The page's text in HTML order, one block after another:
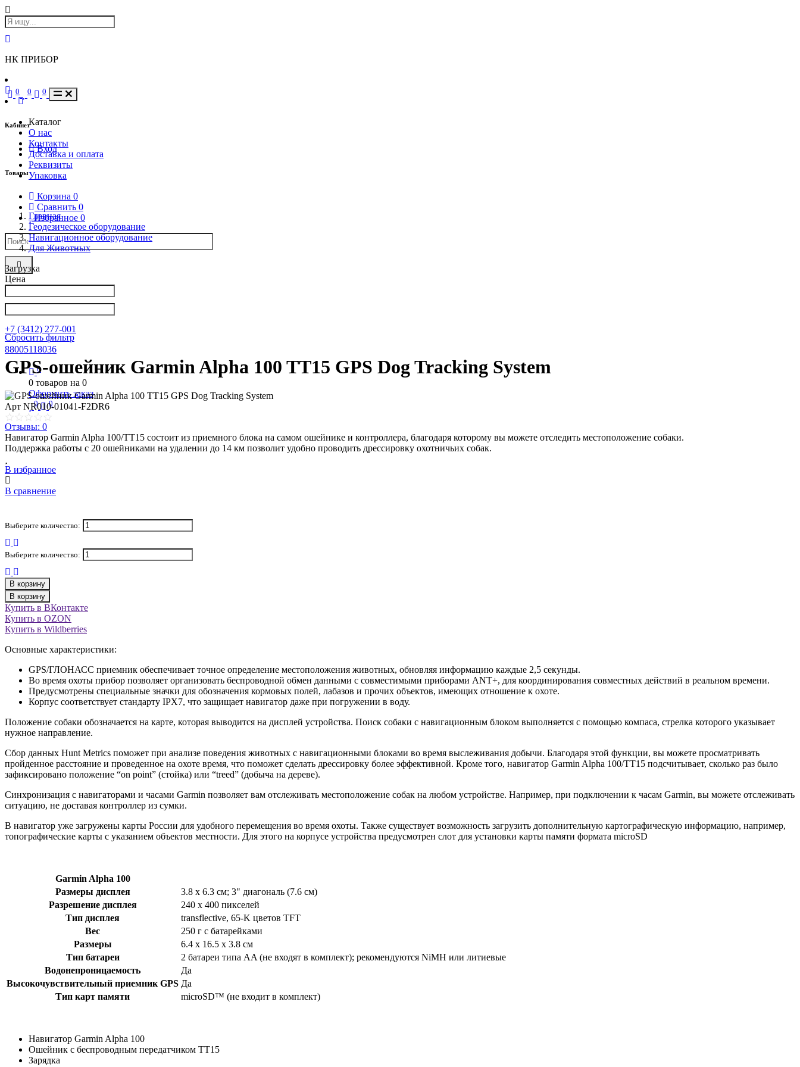
НК ПРИБОР
Кабинет
Вход
Товары
Корзина 0
Сравнить 0
Избранное 0
Написать в Телеграм
+7 (3412) 277-001
88005118036
0
0 товаров на 0
Оформить заказ
0 0
0 0 0
Каталог
О нас
Контакты
Доставка и оплата
Реквизиты
Упаковка
Главная
Геодезическое оборудование
Навигационное оборудование
Для Животных
Загрузка
Цена
Сбросить фильтр
GPS-ошейник Garmin Alpha 100 TT15 GPS Dog Tracking System
Арт NR010-01041-F2DR6
Отзывы: 0
Навигатор Garmin Alpha 100/TT15 состоит из приемного блока на самом ошейнике и контроллера, благодаря которому вы можете отследить местоположение собаки.
Поддержка работы с 20 ошейниками на удалении до 14 км позволит удобно проводить дрессировку охотничьих собак.
В избранное
В сравнение
Выберите количество:
Выберите количество:
В корзину
В корзину
Купить в ВКонтакте
Купить в OZON
Купить в Wildberries
Основные характеристики:
GPS/ГЛОНАСС приемник обеспечивает точное определение местоположения животных, обновляя информацию каждые 2,5 секунды.
Во время охоты прибор позволяет организовать беспроводной обмен данными с совместимыми приборами ANT+, для координирования совместных действий в реальном времени.
Предусмотрены специальные значки для обозначения кормовых полей, лабазов и прочих объектов, имеющих отношение к охоте.
Корпус соответствует стандарту IPX7, что защищает навигатор даже при погружении в воду.
Положение собаки обозначается на карте, которая выводится на дисплей устройства. Поиск собаки с навигационным блоком выполняется с помощью компаса, стрелка которого указывает
нужное направление.
Сбор данных Hunt Metrics поможет при анализе поведения животных с навигационными блоками во время выслеживания добычи. Благодаря этой функции, вы можете просматривать
пройденное расстояние и проведенное на охоте время, что поможет сделать дрессировку более эффективной. Кроме того, навигатор Garmin Alpha 100/TT15 подсчитывает, сколько раз было
зафиксировано положение “on point” (стойка) или “treed” (добыча на дереве).
Синхронизация с навигаторами и часами Garmin позволяет вам отслеживать местоположение собак на любом устройстве. Например, при подключении к часам Garmin, вы можете отслеживать
ситуацию, не доставая контроллер из сумки.
В навигатор уже загружены карты России для удобного перемещения во время охоты. Также существует возможность загрузить дополнительную картографическую информацию, например,
топографические карты с указанием объектов местности. Для этого на корпусе устройства предусмотрен слот для установки карты памяти формата microSD
Garmin Alpha 100
Размеры дисплея
3.8 x 6.3 см; 3" диагональ (7.6 см)
Разрешение дисплея
240 x 400 пикселей
Тип дисплея
transflective, 65-K цветов TFT
Вес
250 г с батарейками
Размеры
6.4 x 16.5 x 3.8 см
Тип батареи
2 батареи типа AA (не входят в комплект); рекомендуются NiMH или литиевые
Водонепроницаемость
Да
Высокочувствительный приемник GPS Да
Тип карт памяти
microSD™ (не входит в комплект)
Навигатор Garmin Alpha 100
Ошейник с беспроводным передатчиком TT15
Зарядка